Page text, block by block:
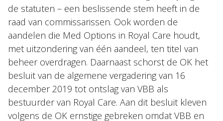
de statuten – een beslissende stem heeft in de
raad van commissarissen. Ook worden de
aandelen die Med Options in Royal Care houdt,
met uitzondering van één aandeel, ten titel van
beheer overdragen. Daarnaast schorst de OK het
besluit van de algemene vergadering van 16
december 2019 tot ontslag van VBB als
bestuurder van Royal Care. Aan dit besluit kleven
volgens de OK ernstige gebreken omdat VBB en